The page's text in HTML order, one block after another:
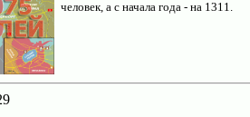
человек, а с начала года - на 1311.